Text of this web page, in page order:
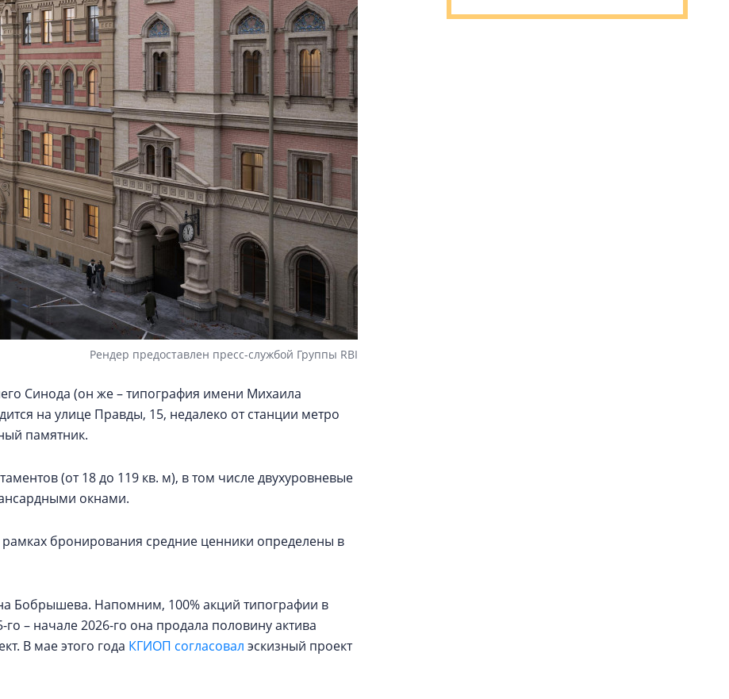
Рендер предоставлен пресс-службой Группы RBI
Синода (он же – типография имени Михаила
на улице Правды, 15, недалеко от станции метро
памятник.
(от 18 до 119 кв. м), в том числе двухуровневые
окнами.
бронирования средние ценники определены в
Бобрышева. Напомним, 100% акций типографии в
– начале 2026-го она продала половину актива
В мае этого года КГИОП согласовал эскизный проект